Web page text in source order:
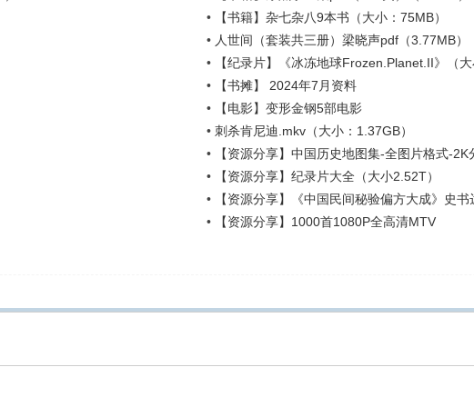
•
【书籍】杂七杂八9本书（大小：75MB）
• 人世间（套装共三册）梁晓声pdf（3.77MB）
•
【纪录片】《冰冻地球Frozen.Planet.II》（大
•
【书摊】 2024年7月资料
•
【电影】变形金钢5部电影
• 刺杀肯尼迪.mkv（大小：1.37GB）
•
【资源分享】中国历史地图集-全图片格式-2K
•
【资源分享】纪录片大全（大小2.52T）
•
【资源分享】《中国民间秘验偏方大成》史书
•
【资源分享】1000首1080P全高清MTV